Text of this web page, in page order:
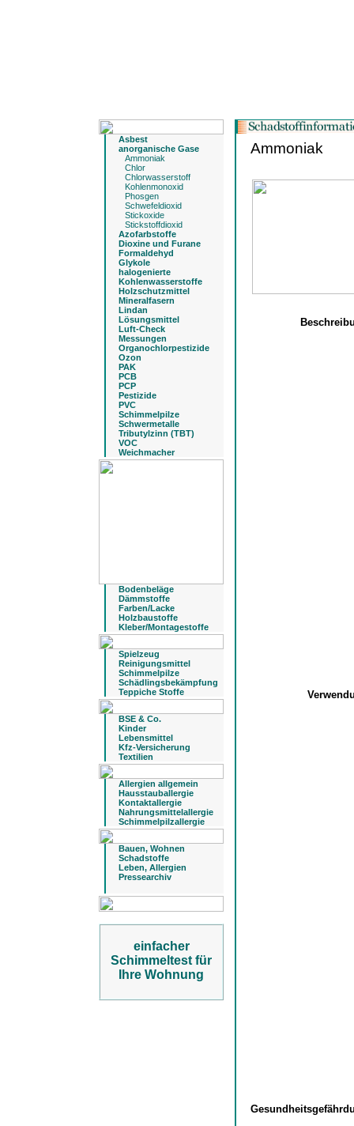
Asbest
anorganische Gase
Ammoniak
Chlor
Chlorwasserstoff
Kohlenmonoxid
Phosgen
Schwefeldioxid
Stickoxide
Stickstoffdioxid
Azofarbstoffe
Dioxine und Furane
Formaldehyd
Glykole
halogenierte
Kohlenwasserstoffe
Holzschutzmittel
Mineralfasern
Lindan
Lösungsmittel
Luft-Check
Messungen
Organochlorpestizide
Ozon
PAK
PCB
PCP
Pestizide
PVC
Schimmelpilze
Schwermetalle
Tributylzinn (TBT)
VOC
Weichmacher
Bodenbeläge
Dämmstoffe
Farben/Lacke
Holzbaustoffe
Kleber/Montagestoffe
Spielzeug
Reinigungsmittel
Schimmelpilze
Schädlingsbekämpfung
Teppiche Stoffe
BSE & Co.
Kinder
Lebensmittel
Kfz-Versicherung
Textilien
Allergien allgemein
Hausstauballergie
Kontaktallergie
Nahrungsmittelallergie
Schimmelpilzallergie
Bauen, Wohnen
Schadstoffe
Leben, Allergien
Pressearchiv
einfacher
Schimmeltest für
Ihre Wohnung
Ammoniak